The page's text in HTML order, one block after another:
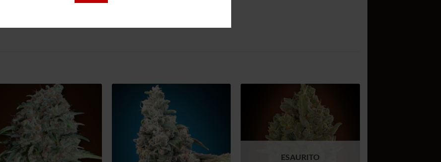
arancia citrica con tocchi speziati.
Aggiungi
alla lista
dei
desideri
Aggiungi
alla lista
dei
desideri
ESAURITO